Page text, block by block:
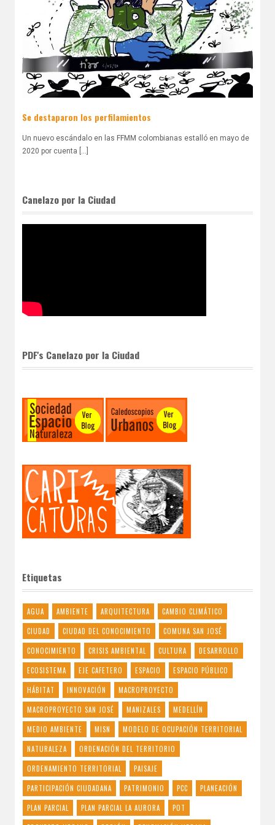
Se destaparon los perfilamientos
Un nuevo escándalo en las FFMM colombianas estalló en mayo de
2020 por cuenta [...]
Canelazo por la Ciudad
PDF's Canelazo por la Ciudad
Etiquetas
AGUA AMBIENTE ARQUITECTURA
CAMBIO CLIMÁTICO
CIUDAD
CIUDAD DEL CONOCIMIENTO
COMUNA SAN JOSÉ
CONOCIMIENTO
CRISIS AMBIENTAL CULTURA
DESARROLLO
ECOSISTEMA
EJE CAFETERO ESPACIO
ESPACIO PÚBLICO
HÁBITAT
INNOVACIÓN
MACROPROYECTO
MACROPROYECTO SAN JOSÉ
MANIZALES
MEDELLÍN
MEDIO AMBIENTE
MISN
MODELO DE OCUPACIÓN TERRITORIAL
NATURALEZA
ORDENACIÓN DEL TERRITORIO
ORDENAMIENTO TERRITORIAL
PAISAJE
PARTICIPACIÓN CIUDADANA
PATRIMONIO PCC
PLANEACIÓN
PLAN PARCIAL
PLAN PARCIAL LA AURORA
POT